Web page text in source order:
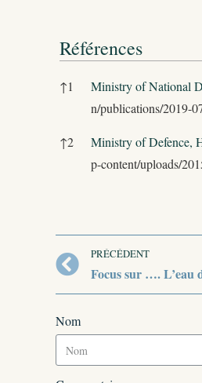
Références
Références
↑1 Ministry of National
n/publications/2019-
↑2 Ministry of Defence,
p-content/uploads/
PRÉCÉDENT
Focus sur …. L’eau
Nom